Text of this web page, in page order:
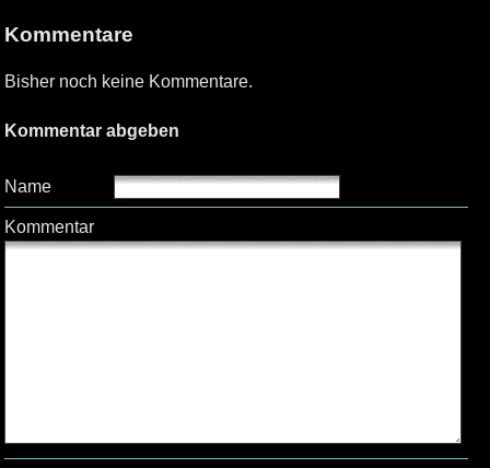
Kommentare
Bisher noch keine Kommentare.
Kommentar abgeben
Name
Kommentar